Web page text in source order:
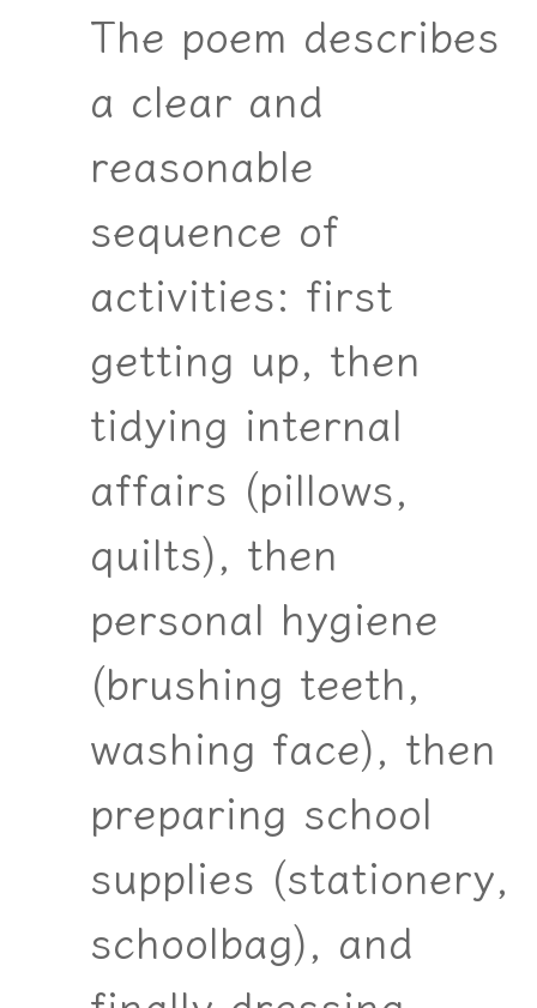
The poem describes
a clear and
reasonable
sequence of
activities: first
getting up, then
tidying internal
affairs (pillows,
quilts), then
personal hygiene
(brushing teeth,
washing face), then
preparing school
supplies (stationery,
schoolbag), and